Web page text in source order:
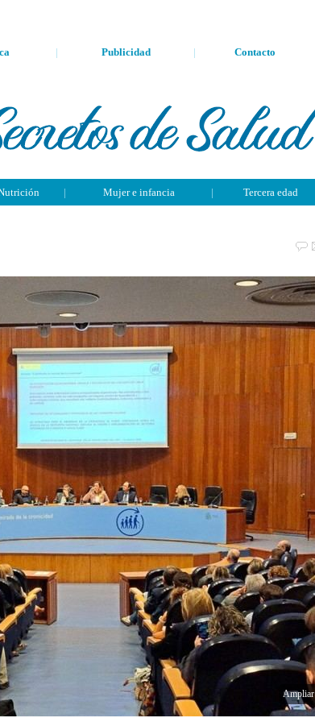
| Publicidad | Contacto
| Mujer e infancia | Tercera edad
Ampliar